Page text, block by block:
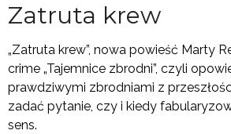
Zatruta krew
„Zatruta krew”, nowa powieść Marty
crime „Tajemnice zbrodni”, czyli
prawdziwymi zbrodniami z
zadać pytanie, czy i kiedy
sens.